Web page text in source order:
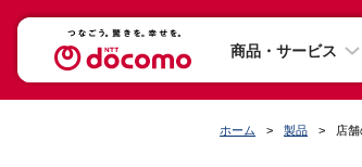
商品・サービス
ホーム 製品 店